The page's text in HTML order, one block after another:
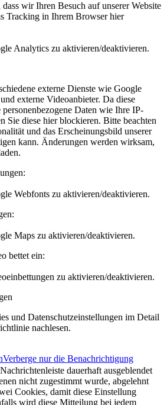
wir Ihren Besuch auf unserer Website
Tracking in Ihrem Browser hier
Analytics zu aktivieren/deaktivieren.
externe Dienste wie Google
externe Videoanbieter. Da diese
Daten wie Ihre IP-
Sie diese hier blockieren. Bitte beachten
und das Erscheinungsbild unserer
kann. Änderungen werden wirksam,
Webfonts zu aktivieren/deaktivieren.
Maps zu aktivieren/deaktivieren.
bettet ein:
zu aktivieren/deaktivieren.
und Datenschutzeinstellungen im Detail
nachlesen.
Verberge nur die Benachrichtigung
dauerhaft ausgeblendet
nicht zugestimmt wurde, abgelehnt
Cookies, damit diese Einstellung
wird diese Mitteilung bei jedem